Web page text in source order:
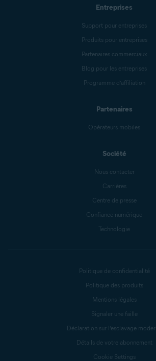
Entreprises
Support pour entreprises
Produits pour entreprises
Partenaires commerciaux
Blog pour les entreprises
Programme d’affiliation
Partenaires
Opérateurs mobiles
Société
Nous contacter
Carrières
Centre de presse
Confiance numérique
Technologie
Politique de confidentialité
Politique des produits
Mentions légales
Signaler une faille
Déclaration sur l’esclavage
Détails de votre abonnement
Cookie Settings